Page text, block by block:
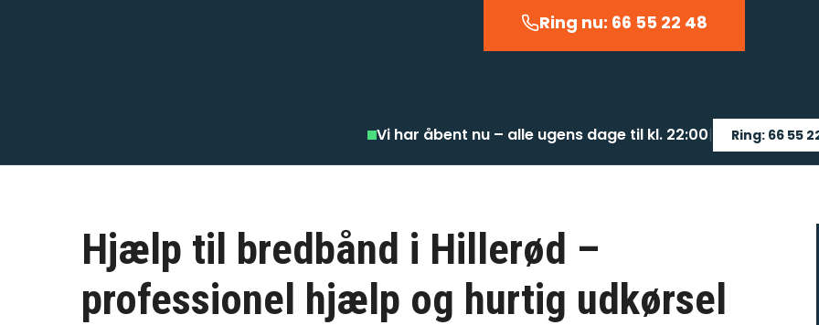
Ring nu: 66 55 22 48
Vi har åbent nu – alle ugens dage til kl. 22:00| Ring: 66 55
Hjælp til bredbånd i Hillerød –
professionel hjælp og hurtig udkørsel